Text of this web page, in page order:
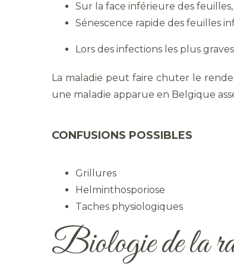
Sur la face inférieure des
Sénescence rapide des feuilles
Lors des infections les plus
La maladie peut faire chuter le
une maladie apparue en Belgique
CONFUSIONS POSSIBLES
Grillures
Helminthosporiose
Taches physiologiques
Biologie de la